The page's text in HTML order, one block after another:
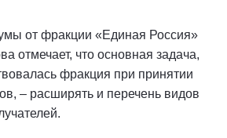
от фракции «Единая Россия»
отмечает, что основная задача,
фракция при принятии
– расширять и перечень видов